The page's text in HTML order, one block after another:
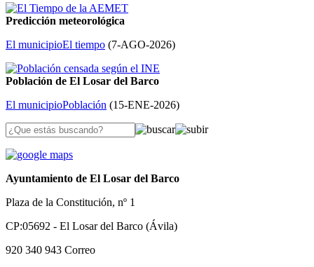
Predicción meteorológica
El municipioEl tiempo (7-AGO-2026)
Población de El Losar del Barco
El municipioPoblación (15-ENE-2026)
Ayuntamiento de El Losar del Barco
Plaza de la Constitución, nº 1
CP:05692 - El Losar del Barco (Ávila)
920 340 943 Correo